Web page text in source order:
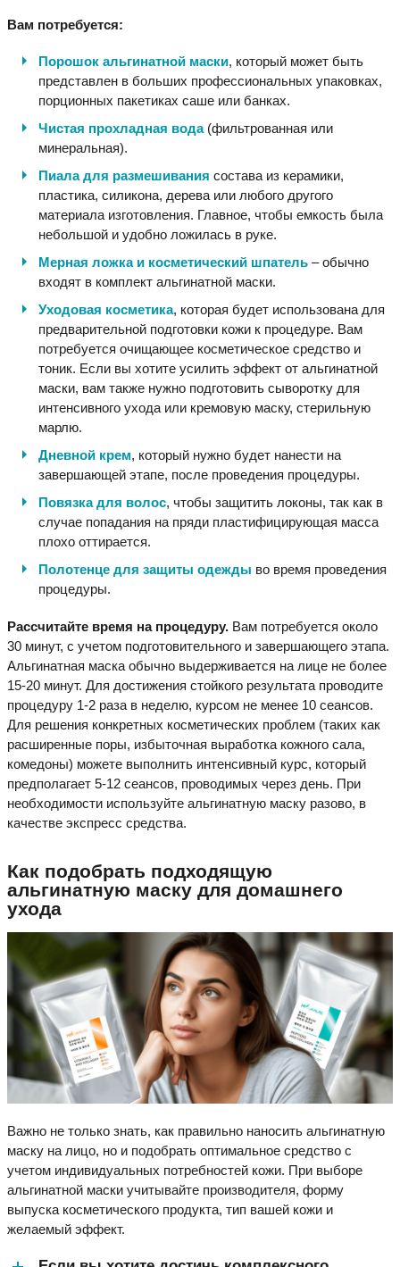
Вам потребуется:
Порошок альгинатной маски, который может быть
представлен в больших профессиональных упаковках,
порционных пакетиках саше или банках.
Чистая прохладная вода(фильтрованная или
минеральная).
Пиала для размешивания состава из керамики,
пластика, силикона, дерева или любого другого
материала изготовления. Главное, чтобы емкость была
небольшой и удобно ложилась в руке.
Мерная ложка и косметический шпатель – обычно
входят в комплект альгинатной маски.
Уходовая косметика, которая будет использована для
предварительной подготовки кожи к процедуре. Вам
потребуется очищающее косметическое средство и
тоник. Если вы хотите усилить эффект от альгинатной
маски, вам также нужно подготовить сыворотку для
интенсивного ухода или кремовую маску, стерильную
марлю.
Дневной крем, который нужно будет нанести на
завершающей этапе, после проведения процедуры.
Повязка для волос, чтобы защитить локоны, так как в
случае попадания на пряди пластифицирующая масса
плохо оттирается.
Полотенце для защиты одежды во время проведения
процедуры.
Рассчитайте время на процедуру. Вам потребуется около
30 минут, с учетом подготовительного и завершающего этапа.
Альгинатная маска обычно выдерживается на лице не более
15-20 минут. Для достижения стойкого результата проводите
процедуру 1-2 раза в неделю, курсом не менее 10 сеансов.
Для решения конкретных косметических проблем (таких как
расширенные поры, избыточная выработка кожного сала,
комедоны) можете выполнить интенсивный курс, который
предполагает 5-12 сеансов, проводимых через день. При
необходимости используйте альгинатную маску разово, в
качестве экспресс средства.
Как подобрать подходящую
альгинатную маску для домашнего
ухода
Важно не только знать, как правильно наносить альгинатную
маску на лицо, но и подобрать оптимальное средство с
учетом индивидуальных потребностей кожи. При выборе
альгинатной маски учитывайте производителя, форму
выпуска косметического продукта, тип вашей кожи и
желаемый эффект.